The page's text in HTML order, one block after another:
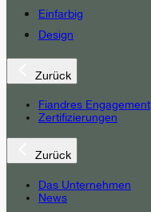
Einfarbig
Design
Zurück
Fiandres Engagement
Zertifizierungen
Zurück
Das Unternehmen
News